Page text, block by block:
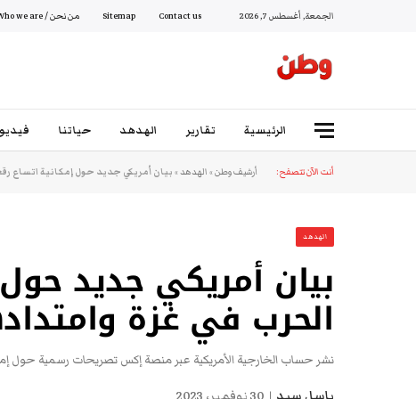
الجمعة, أغسطس 7, 2026 Contact us
Sitemap من نحن / Who we are
الرئيسية تقارير الهدهد حياتنا فيديو
أنت الآن تتصفح: أرشيف وطن»الهدهد»بيان أمريكي جديد حول إمكانية اتساع
الهدهد
بيان أمريكي جديد
الحرب في غزة
نشر حساب الخارجية الأمريكية عبر منصة إكس تصريحات رسمية حول